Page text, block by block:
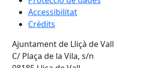
Contactar
Avís legal
Protecció de dades
Accessibilitat
Crèdits